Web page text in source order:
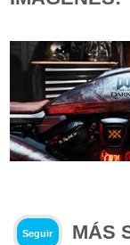
Seguir
MÁS